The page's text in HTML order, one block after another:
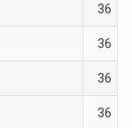
36
36
36
36